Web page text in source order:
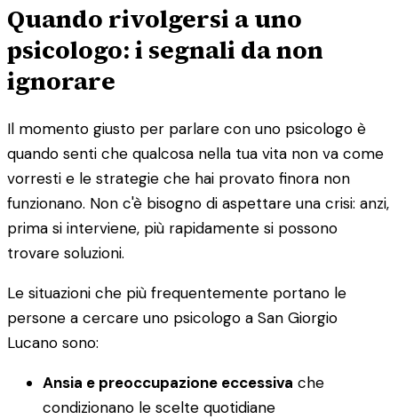
Quando rivolgersi a uno
psicologo: i segnali da non
ignorare
Il momento giusto per parlare con uno psicologo è
quando senti che qualcosa nella tua vita non va come
vorresti e le strategie che hai provato finora non
funzionano. Non c'è bisogno di aspettare una crisi: anzi,
prima si interviene, più rapidamente si possono
trovare soluzioni.
Le situazioni che più frequentemente portano le
persone a cercare uno psicologo a San Giorgio
Lucano sono:
Ansia e preoccupazione eccessiva che
condizionano le scelte quotidiane